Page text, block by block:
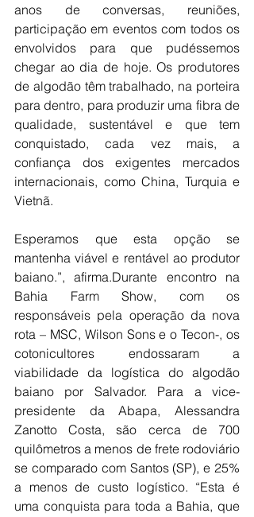
anos de conversas, reuniões,
participação em eventos com todos os
envolvidos para que pudéssemos
chegar ao dia de hoje. Os produtores
de algodão têm trabalhado, na porteira
para dentro, para produzir uma fibra de
qualidade, sustentável e que tem
conquistado, cada vez mais, a
confiança dos exigentes mercados
internacionais, como China, Turquia e
Vietnã.
Esperamos que esta opção se
mantenha viável e rentável ao produtor
baiano.”, afirma.Durante encontro na
Bahia Farm Show, com os
responsáveis pela operação da nova
rota – MSC, Wilson Sons e o Tecon-, os
cotonicultores endossaram a
viabilidade da logística do algodão
baiano por Salvador. Para a vice-
presidente da Abapa, Alessandra
Zanotto Costa, são cerca de 700
quilômetros a menos de frete rodoviário
se comparado com Santos (SP), e 25%
a menos de custo logístico. “Esta é
uma conquista para toda a Bahia, que